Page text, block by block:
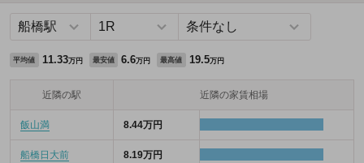
平均値 11.33万円 最安値 6.6万円 最高値 19.5万円
近隣の駅 近隣の家賃相場
飯山満 8.44万円
船橋日大前 8.19万円